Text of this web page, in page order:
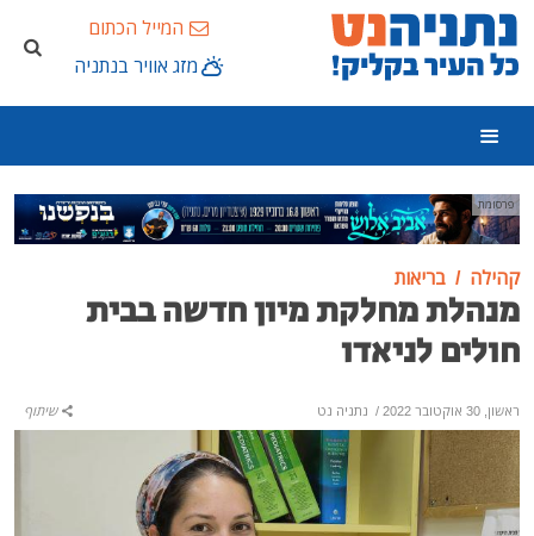
המייל הכתום
מזג אוויר בנתניה
פרסומת
קהילה בריאות
מנהלת מחלקת מיון חדשה בבית
חולים לניאדו
ראשון, 30 אוקטובר 2022 / נתניה נט שיתוף